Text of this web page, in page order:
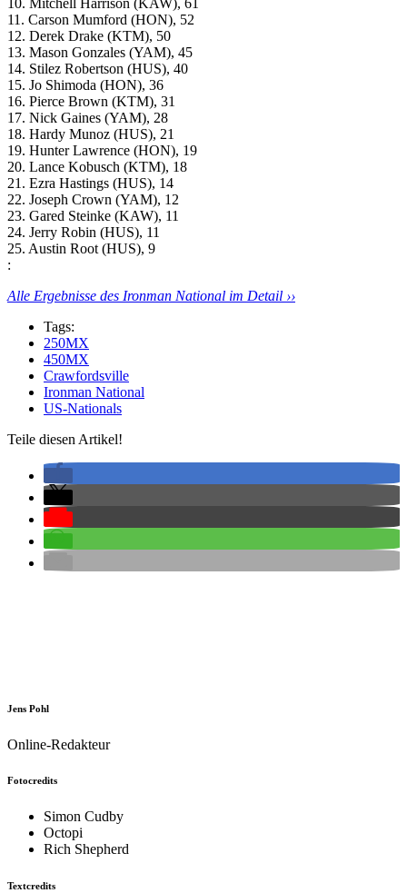
11. Carson Mumford (HON), 52
12. Derek Drake (KTM), 50
13. Mason Gonzales (YAM), 45
14. Stilez Robertson (HUS), 40
15. Jo Shimoda (HON), 36
16. Pierce Brown (KTM), 31
17. Nick Gaines (YAM), 28
18. Hardy Munoz (HUS), 21
19. Hunter Lawrence (HON), 19
20. Lance Kobusch (KTM), 18
21. Ezra Hastings (HUS), 14
22. Joseph Crown (YAM), 12
23. Gared Steinke (KAW), 11
24. Jerry Robin (HUS), 11
25. Austin Root (HUS), 9
:
Alle Ergebnisse des Ironman National im Detail ››
Tags:
250MX
450MX
Crawfordsville
Ironman National
US-Nationals
Teile diesen Artikel!
Jens Pohl
Online-Redakteur
Fotocredits
Simon Cudby
Octopi
Rich Shepherd
Textcredits